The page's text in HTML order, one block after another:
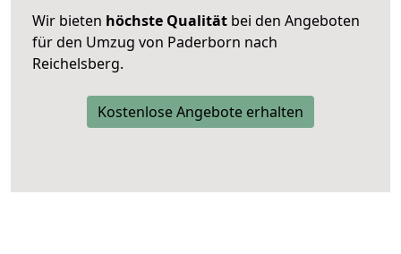
Wir bieten höchste Qualität bei den Angeboten
für den Umzug von Paderborn nach
Reichelsberg.
Kostenlose Angebote erhalten